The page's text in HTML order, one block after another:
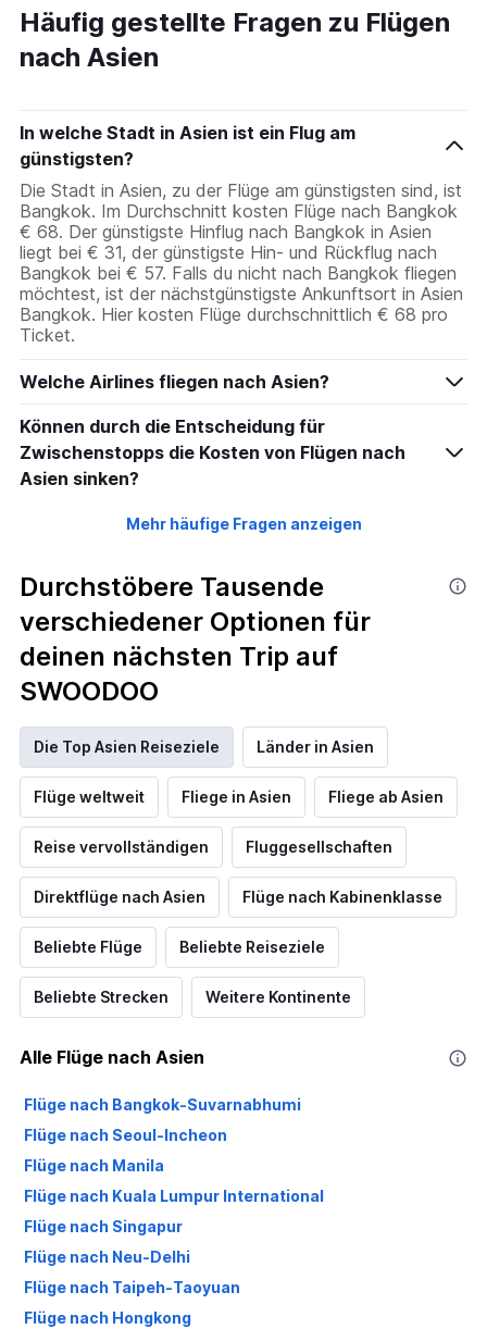
Häufig gestellte Fragen zu Flügen
nach Asien
In welche Stadt in Asien ist ein Flug am
günstigsten?
Die Stadt in Asien, zu der Flüge am günstigsten sind, ist
Bangkok. Im Durchschnitt kosten Flüge nach Bangkok
€ 68. Der günstigste Hinflug nach Bangkok in Asien
liegt bei € 31, der günstigste Hin- und Rückflug nach
Bangkok bei € 57. Falls du nicht nach Bangkok fliegen
möchtest, ist der nächstgünstigste Ankunftsort in Asien
Bangkok. Hier kosten Flüge durchschnittlich € 68 pro
Ticket.
Welche Airlines fliegen nach Asien?
Können durch die Entscheidung für
Zwischenstopps die Kosten von Flügen nach
Asien sinken?
Mehr häufige Fragen anzeigen
Durchstöbere Tausende
verschiedener Optionen für
deinen nächsten Trip auf
SWOODOO
Die Top Asien Reiseziele Länder in Asien
Flüge weltweit Fliege in Asien Fliege ab Asien
Reise vervollständigen Fluggesellschaften
Direktflüge nach Asien Flüge nach Kabinenklasse
Beliebte Flüge Beliebte Reiseziele
Beliebte Strecken Weitere Kontinente
Alle Flüge nach Asien
Flüge nach Bangkok-Suvarnabhumi
Flüge nach Seoul-Incheon
Flüge nach Manila
Flüge nach Kuala Lumpur International
Flüge nach Singapur
Flüge nach Neu-Delhi
Flüge nach Taipeh-Taoyuan
Flüge nach Hongkong